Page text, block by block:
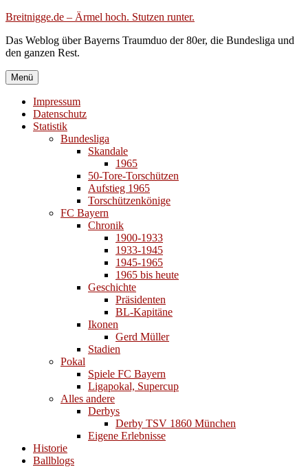
Zum
springen
Breitnigge.de – Ärmel hoch. Stutzen runter.
Das Weblog über Bayerns Traumduo der 80er, die Bundesliga und
den ganzen Rest.
Menü
Impressum
Datenschutz
Statistik
Bundesliga
Skandale
1965
50-Tore-Torschützen
Aufstieg 1965
Torschützenkönige
FC Bayern
Chronik
1900-1933
1933-1945
1945-1965
1965 bis heute
Geschichte
Präsidenten
BL-Kapitäne
Ikonen
Gerd Müller
Stadien
Pokal
Spiele FC Bayern
Ligapokal, Supercup
Alles andere
Derbys
Derby TSV 1860 München
Eigene Erlebnisse
Historie
Ballblogs